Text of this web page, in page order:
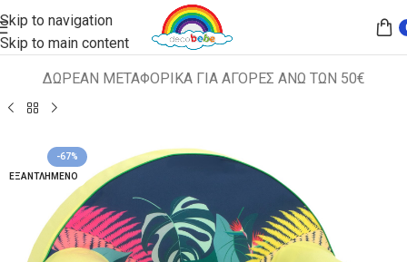
Skip to navigation
Skip to main content
ΔΩΡΕΑΝ ΜΕΤΑΦΟΡΙΚΑ ΓΙΑ ΑΓΟΡΕΣ ΑΝΩ ΤΩΝ 50€
Αρχική σελίδα ΠΑΙΔΙΚΑ ΚΑΘΙΣΜΑΤΑ ΠΟΛΥΘΡΟΝΑΚΙΑ
-67%
ΕΞΑΝΤΛΗΜΈΝΟ